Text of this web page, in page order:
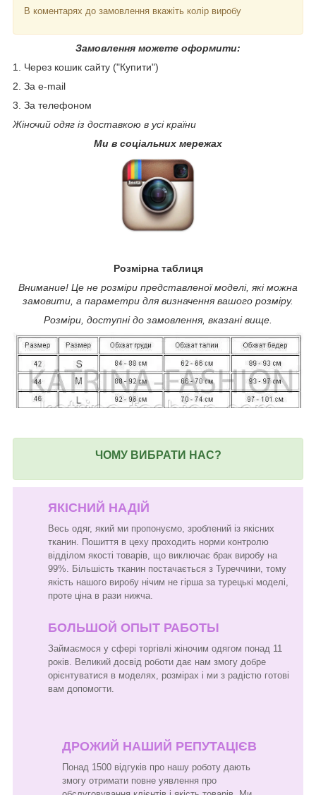
В коментарях до замовлення вкажіть колір виробу
Замовлення можете оформити:
1. Через кошик сайту ("Купити")
2. За e-mail
3. За телефоном
Жіночий одяг із доставкою в усі країни
Ми в соціальних мережах
Розмірна таблиця
Внимание! Це не розміри представленої моделі, які можна
замовити, а параметри для визначення вашого розміру.
Розміри, доступні до замовлення, вказані вище.
ЧОМУ ВИБРАТИ НАС?
ЯКІСНИЙ НАДІЙ
Весь одяг, який ми пропонуємо, зроблений із якісних
тканин. Пошиття в цеху проходить норми контролю
відділом якості товарів, що виключає брак виробу на
99%. Більшість тканин постачається з Туреччини, тому
якість нашого виробу нічим не гірша за турецькі моделі,
проте ціна в рази нижча.
БОЛЬШОЙ ОПЫТ РАБОТЫ
Займаємося у сфері торгівлі жіночим одягом понад 11
років. Великий досвід роботи дає нам змогу добре
орієнтуватися в моделях, розмірах і ми з радістю готові
вам допомогти.
ДРОЖИЙ НАШИЙ РЕПУТАЦІЄВ
Понад 1500 відгуків про нашу роботу дають
змогу отримати повне уявлення про